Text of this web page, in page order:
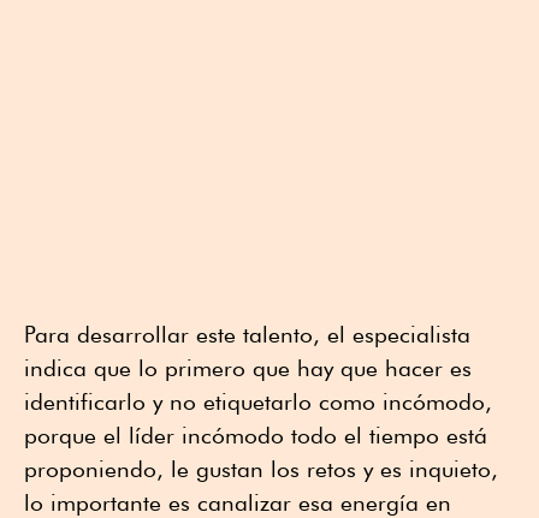
Para desarrollar este talento, el especialista
indica que lo primero que hay que hacer es
identificarlo y no etiquetarlo como incómodo,
porque el líder incómodo todo el tiempo está
proponiendo, le gustan los retos y es inquieto,
lo importante es canalizar esa energía en